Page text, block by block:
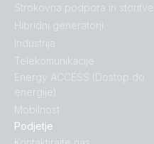
Strokovna podpora in storitve:
Hibridni generatorji
Industrija
Telekomunikacije
Energy ACCESS (Dostop do
energije)
Mobilnost
Podjetje